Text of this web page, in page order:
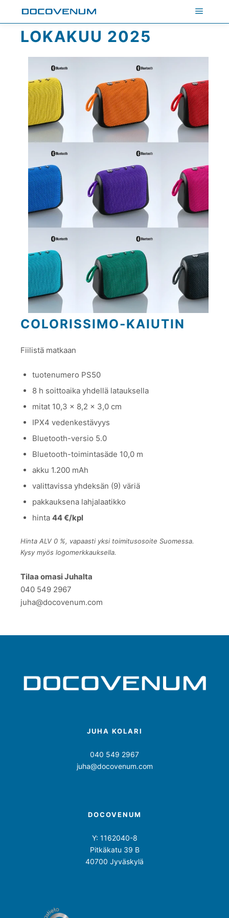
LOKAKUU 2025
COLORISSIMO-KAIUTIN
Fiilistä matkaan
tuotenumero PS50
8 h soittoaika yhdellä latauksella
mitat 10,3 x 8,2 x 3,0 cm
IPX4 vedenkestävyys
Bluetooth-versio 5.0
Bluetooth-toimintasäde 10,0 m
akku 1.200 mAh
valittavissa yhdeksän (9) väriä
pakkauksena lahjalaatikko
hinta 44 €/kpl
Hinta ALV 0 %, vapaasti yksi toimitusosoite Suomessa.
Kysy myös logomerkkauksella.
Tilaa omasi Juhalta
040 549 2967
juha@docovenum.com
JUHA KOLARI
040 549 2967
juha@docovenum.com
DOCOVENUM
Y: 1162040-8
Pitkäkatu 39 B
40700 Jyväskylä